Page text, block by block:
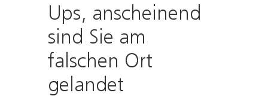
Ups, anscheinend
sind Sie am
falschen Ort
gelandet